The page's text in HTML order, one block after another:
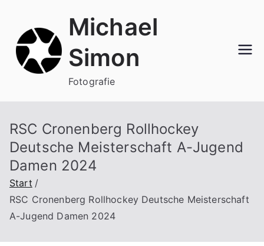
springen
Michael
Simon
Fotografie
RSC Cronenberg Rollhockey
Deutsche Meisterschaft A-Jugend
Damen 2024
Start
RSC Cronenberg Rollhockey Deutsche Meisterschaft
A-Jugend Damen 2024